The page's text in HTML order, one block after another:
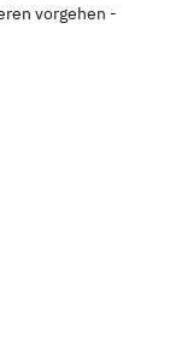
vorgehen -